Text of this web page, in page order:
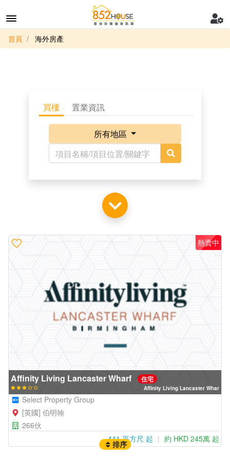
首頁 海外房產
買樓 置業資訊
所有地區
熱賣中
Affinity Living Lancaster Wharf 住宅
Affinity Living Lancaster Whar
Select Property Group
[英國] 伯明翰
266伙
441 平方尺 起
約 HKD 245萬 起
排序